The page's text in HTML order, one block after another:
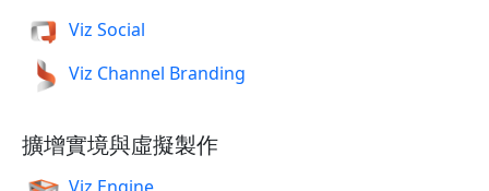
Viz Social
Viz Channel Branding
擴增實境與虛擬製作